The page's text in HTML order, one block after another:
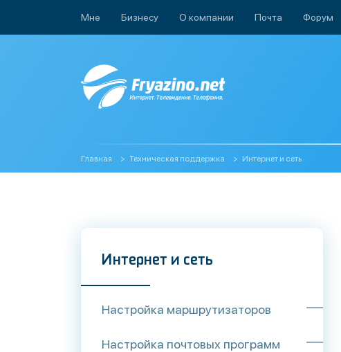
Мне Бизнесу О компании Почта Форум
Главная Техническая поддержка Интернет и сеть
Интернет и сеть
Настройка маршрутизаторов
Настройка почтовых программ